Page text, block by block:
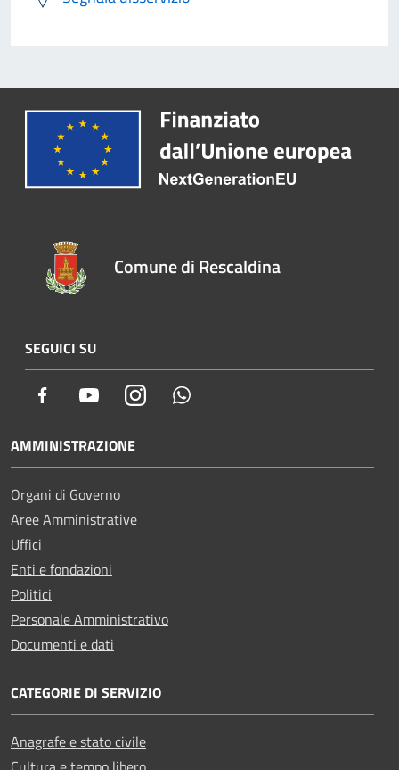
Comune di Rescaldina
SEGUICI SU
Facebook YoutubeInstagram
AMMINISTRAZIONE
Organi di Governo
Aree Amministrative
Uffici
Enti e fondazioni
Politici
Personale Amministrativo
Documenti e dati
CATEGORIE DI SERVIZIO
Anagrafe e stato civile